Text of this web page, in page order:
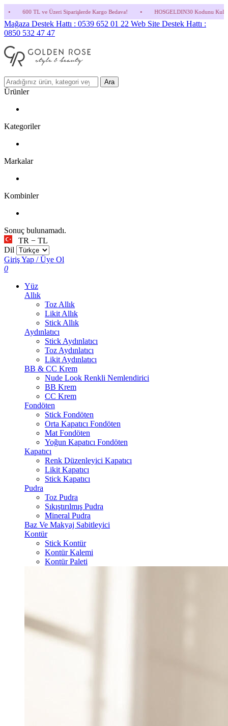
Siparişlerde Kargo Bedava! • HOSGELDIN30 Kodunu Kullanmayı Unutma!
Mağaza Destek Hattı : 0539 652 01 22 Web Site Destek Hattı :
0850 532 47 47
Ara
Ürünler
Kategoriler
Markalar
Kombinler
Sonuç bulunamadı.
TR − TL
Dil
Giriş Yap / Üye Ol
0
Yüz
Allık
Toz Allık
Likit Allık
Stick Allık
Aydınlatıcı
Stick Aydınlatıcı
Toz Aydınlatıcı
Likit Aydınlatıcı
BB & CC Krem
Nude Look Renkli Nemlendirici
BB Krem
CC Krem
Fondöten
Stick Fondöten
Orta Kapatıcı Fondöten
Mat Fondöten
Yoğun Kapatıcı Fondöten
Kapatıcı
Renk Düzenleyici Kapatıcı
Likit Kapatıcı
Stick Kapatıcı
Pudra
Toz Pudra
Sıkıştırılmış Pudra
Mineral Pudra
Baz Ve Makyaj Sabitleyici
Kontür
Stick Kontür
Kontür Kalemi
Kontür Paleti